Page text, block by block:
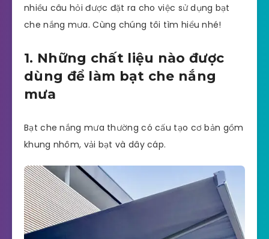
nhiều câu hỏi được đặt ra cho việc sử dụng bạt
che nắng mưa. Cùng chúng tôi tìm hiểu nhé!
1. Những chất liệu nào được
dùng để làm bạt che nắng
mưa
Bạt che nắng mưa thường có cấu tạo cơ bản gồm
khung nhôm, vải bạt và dây cáp.